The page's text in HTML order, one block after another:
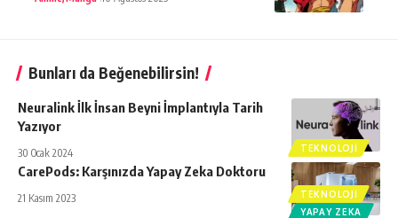
Bunları da Beğenebilirsin!
TEKNOLOJI
Neuralink İlk İnsan Beyni İmplantıyla Tarih
Yazıyor
30 Ocak 2024
TEKNOLOJI
YAPAY ZEKA
CarePods: Karşınızda Yapay Zeka Doktoru
21 Kasım 2023